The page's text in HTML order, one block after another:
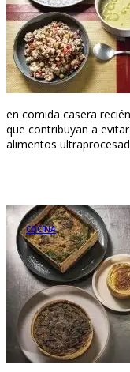
en comida casera
que contribuyan a
alimentos
COCINA